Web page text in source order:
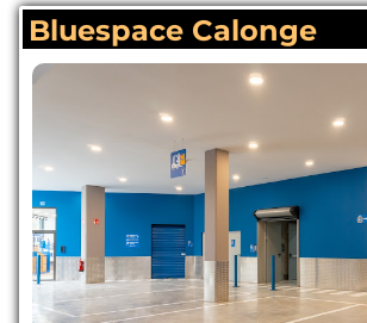
Bluespace Calonge